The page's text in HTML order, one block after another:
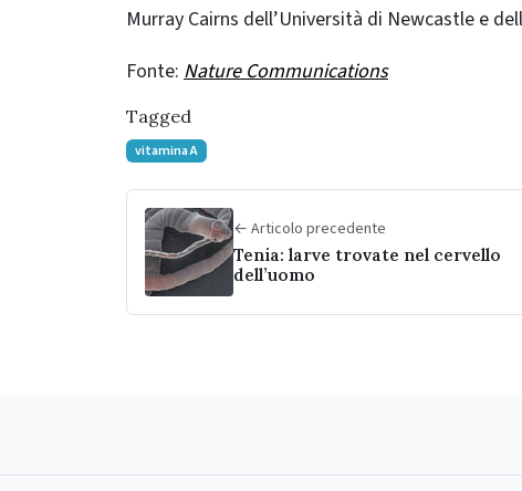
Murray Cairns dell’Università di Newcastle e
Fonte: Nature Communications
Tagged
vitamina A
← Articolo precedente
Tenia: larve trovate nel cervello
dell’uomo